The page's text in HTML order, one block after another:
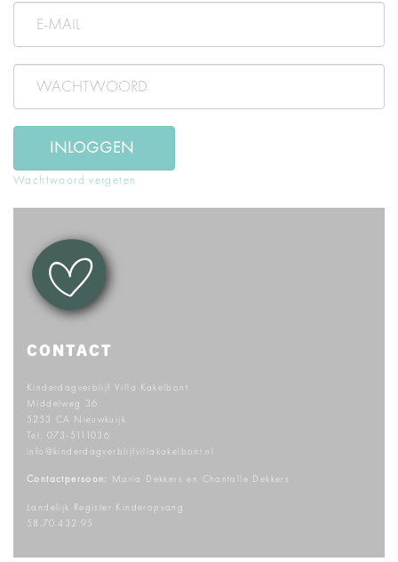
INLOGGEN
Wachtwoord vergeten
CONTACT
Kinderdagverblijf Villa Kakelbont
Middelweg 36
5253 CA Nieuwkuijk
Tel: 073-5111036
info@kinderdagverblijfvillakakelbont.nl
Contactpersoon: Maria Dekkers en Chantalle Dekkers
Landelijk Register Kinderopvang
58.70.432.95